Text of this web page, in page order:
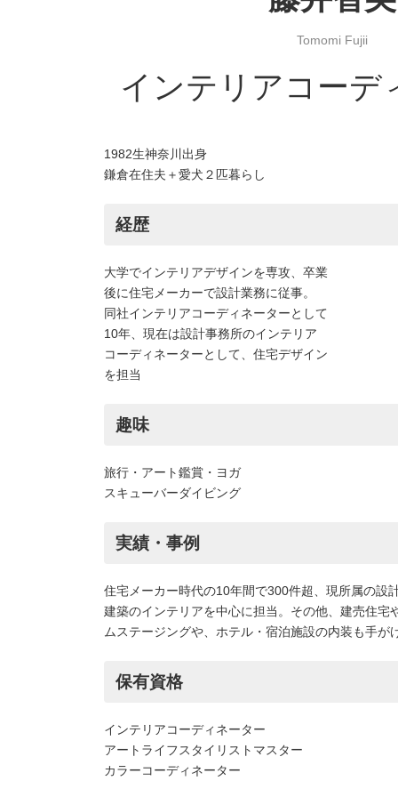
Tomomi Fujii
インテリアコーデ
1982生神奈川出身
鎌倉在住夫＋愛犬２匹暮らし
経歴
大学でインテリアデザインを専攻、卒業
後に住宅メーカーで設計業務に従事。
同社インテリアコーディネーターとして
10年、現在は設計事務所のインテリア
コーディネーターとして、住宅デザイン
を担当
趣味
旅行・アート鑑賞・ヨガ
スキューバーダイビング
実績・事例
住宅メーカー時代の10年間で300件超、現所属の設
建築のインテリアを中心に担当。その他、建売住宅
ムステージングや、ホテル・宿泊施設の内装も手が
保有資格
インテリアコーディネーター
アートライフスタイリストマスター
カラーコーディネーター